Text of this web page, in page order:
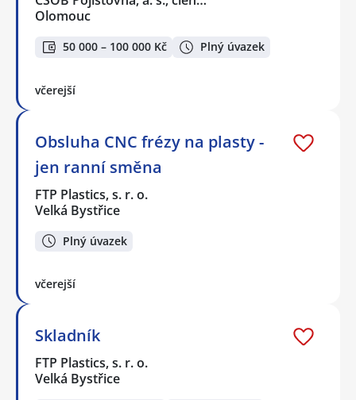
Olomouc
50 000 – 100 000 Kč Plný úvazek
včerejší
Obsluha CNC frézy na plasty -
jen ranní směna
FTP Plastics, s. r. o.
Velká Bystřice
Plný úvazek
včerejší
Skladník
FTP Plastics, s. r. o.
Velká Bystřice